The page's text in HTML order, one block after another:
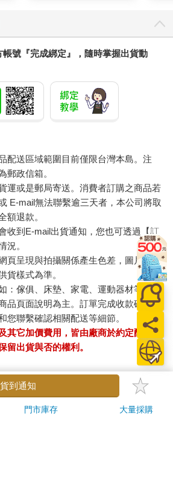
號『完成綁定』，隨時掌握出貨動
配送區域範圍目前僅限台灣本島。注
郵政信箱。
運或是郵局寄送。消費者訂購之商品若
E-mail無法聯繫逾三天者，本公司將取
額退款。
收到E-mail出貨通知，您也可透過【訂
況。
頁呈現與拍攝關係產生色差，圖片僅供
貨樣式為準。
：傢俱、床墊、家電、運動器材等）及
品頁面說明為主。訂單完成收款確認
您聯繫確認相關配送等細節。
其它加價費用，皆由廠商於約定配送時
留出貨與否的權利。
您操作ATM! 如接獲電話要求您前往
從指示，以免受騙上當！
貨到通知
門市庫存 大量採購